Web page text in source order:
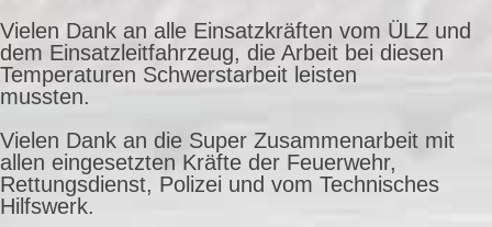
Vielen Dank an alle Einsatzkräften vom ÜLZ und
dem Einsatzleitfahrzeug, die Arbeit bei diesen
Temperaturen Schwerstarbeit leisten
mussten.
Vielen Dank an die Super Zusammenarbeit mit
allen eingesetzten Kräfte der Feuerwehr,
Rettungsdienst, Polizei und vom Technisches
Hilfswerk.